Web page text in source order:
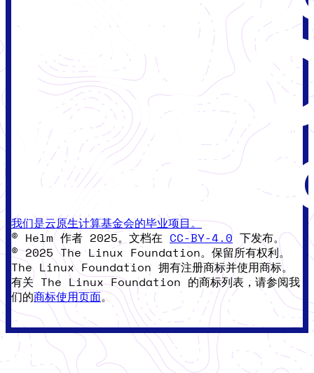
我们是云原生计算基金会的毕业项目。
© Helm 作者 2025。文档在 CC-BY-4.0 下发布。
© 2025 The Linux Foundation。保留所有权利。
The Linux Foundation 拥有注册商标并使用商标。
有关 The Linux Foundation 的商标列表，请参阅我
们的商标使用页面。